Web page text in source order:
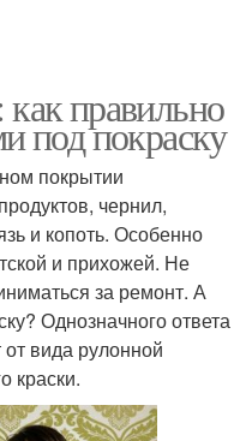
правильно
под покраску
покрытии
чернил,
и копоть. Особенно
и прихожей. Не
за ремонт. А
Однозначного ответа
от вида рулонной
краски.